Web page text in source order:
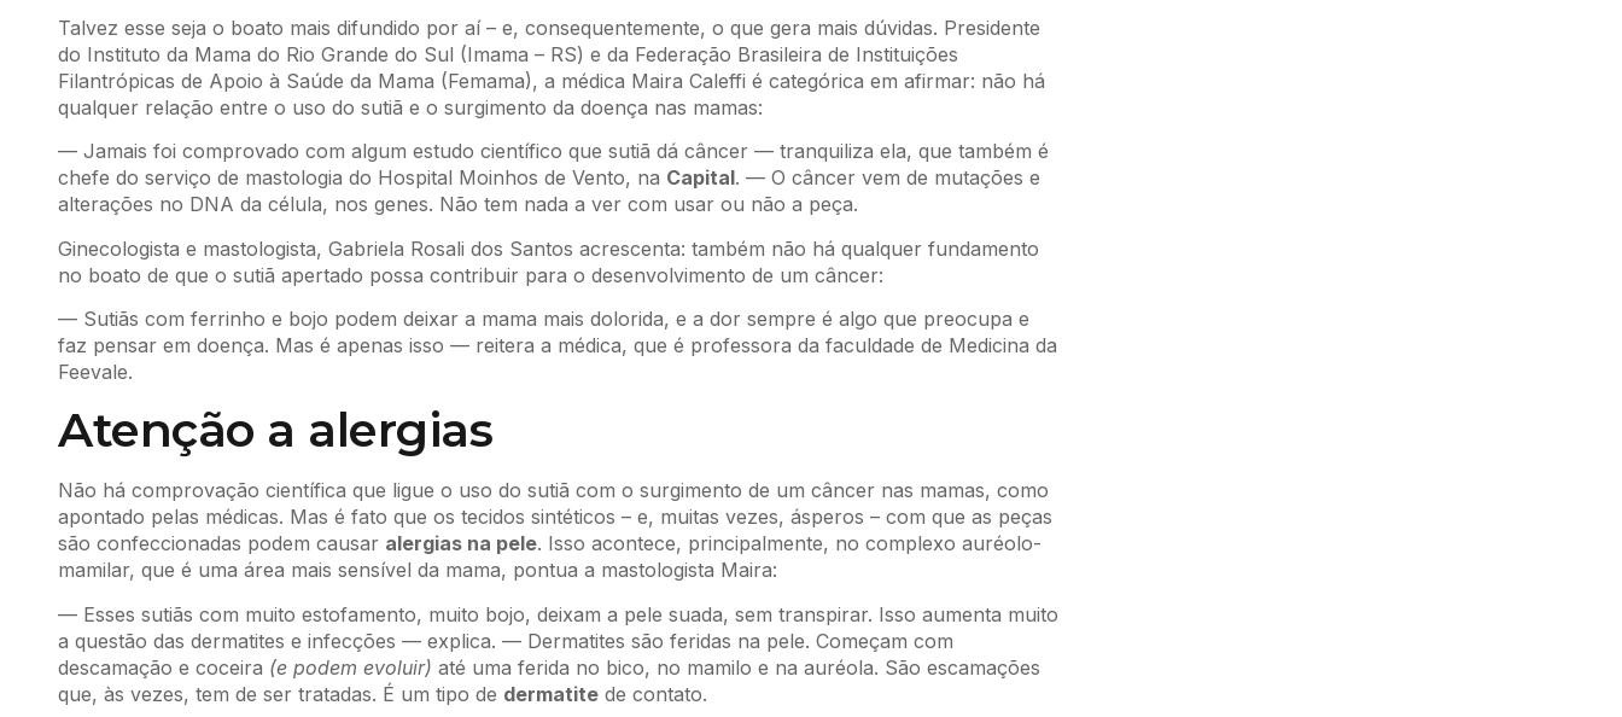
Talvez esse seja o boato mais difundido por aí – e, consequentemente, o que gera mais dúvidas. Presidente
do Instituto da Mama do Rio Grande do Sul (Imama – RS) e da Federação Brasileira de Instituições
Filantrópicas de Apoio à Saúde da Mama (Femama), a médica Maira Caleffi é categórica em afirmar: não há
qualquer relação entre o uso do sutiã e o surgimento da doença nas mamas:
— Jamais foi comprovado com algum estudo científico que sutiã dá câncer — tranquiliza ela, que também é
chefe do serviço de mastologia do Hospital Moinhos de Vento, na Capital. — O câncer vem de mutações e
alterações no DNA da célula, nos genes. Não tem nada a ver com usar ou não a peça.
Ginecologista e mastologista, Gabriela Rosali dos Santos acrescenta: também não há qualquer fundamento
no boato de que o sutiã apertado possa contribuir para o desenvolvimento de um câncer:
— Sutiãs com ferrinho e bojo podem deixar a mama mais dolorida, e a dor sempre é algo que preocupa e
faz pensar em doença. Mas é apenas isso — reitera a médica, que é professora da faculdade de Medicina da
Feevale.
Atenção a alergias
Não há comprovação científica que ligue o uso do sutiã com o surgimento de um câncer nas mamas, como
apontado pelas médicas. Mas é fato que os tecidos sintéticos – e, muitas vezes, ásperos – com que as peças
são confeccionadas podem causar alergias na pele. Isso acontece, principalmente, no complexo auréolo-
mamilar, que é uma área mais sensível da mama, pontua a mastologista Maira:
— Esses sutiãs com muito estofamento, muito bojo, deixam a pele suada, sem transpirar. Isso aumenta muito
a questão das dermatites e infecções — explica. — Dermatites são feridas na pele. Começam com
descamação e coceira (e podem evoluir) até uma ferida no bico, no mamilo e na auréola. São escamações
que, às vezes, tem de ser tratadas. É um tipo de dermatite de contato.